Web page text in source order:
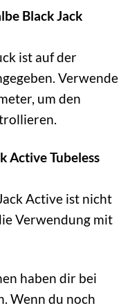
Black Jack
ist auf der
Verwende
um den
Active Tubeless
Active ist nicht
Verwendung mit
haben dir bei
Wenn du noch